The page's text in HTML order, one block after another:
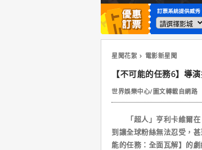
星聞花絮 電影新星聞
【不可能的任務6】導
世界娛樂中心/圖文轉載自網路
「超人」亨利卡維爾在
到讓全球粉絲無法忍受，
能的任務：全面瓦解】的